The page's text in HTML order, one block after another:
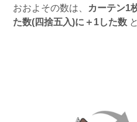
おおよその数は、 カーテン1
た数(四捨五入)に＋1した数